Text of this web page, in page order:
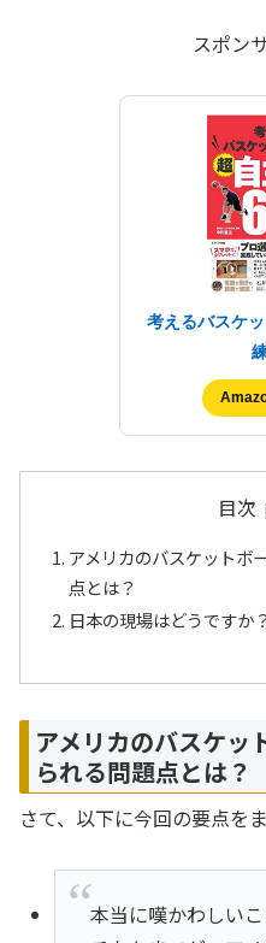
スポン
考えるバスケ
目次
アメリカのバスケットボ
点とは？
日本の現場はどうですか？
アメリカのバスケッ
られる問題点とは？
さて、以下に今回の要点を
本当に嘆かわしい